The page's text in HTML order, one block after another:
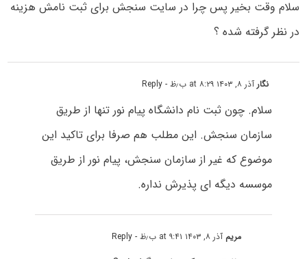
سلام وقت بخیر پس چرا در سایت سنجش برای ثبت نامش هزینه
در نظر گرفته شده ؟
نگارآذر ۸, ۱۴۰۳ at ۸:۲۹ ب٫ظ - Reply
سلام. چون ثبت نام دانشگاه پیام نور تنها از طریق
سازمان سنجش. این مطلب هم صرفا برای تاکید این
موضوع که غیر از سازمان سنجش، پیام نور از طریق
موسسه دیگه ای پذیرش نداره.
مریم آذر ۸, ۱۴۰۳ at ۹:۴۱ ب٫ظ - Reply